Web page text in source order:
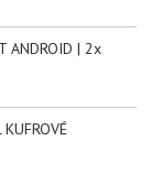
ANDROID | 2x